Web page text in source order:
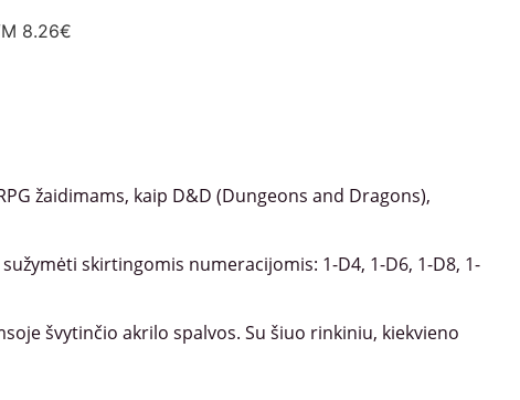
8.26€
žaidimams, kaip D&D (Dungeons and Dragons),
skirtingomis numeracijomis: 1-D4, 1-D6, 1-D8, 1-
švytinčio akrilo spalvos. Su šiuo rinkiniu, kiekvieno